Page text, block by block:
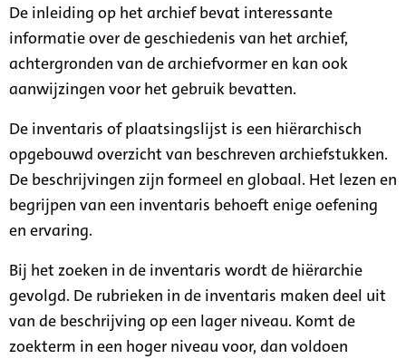
De inleiding op het archief bevat interessante
informatie over de geschiedenis van het archief,
achtergronden van de archiefvormer en kan ook
aanwijzingen voor het gebruik bevatten.
De inventaris of plaatsingslijst is een hiërarchisch
opgebouwd overzicht van beschreven archiefstukken.
De beschrijvingen zijn formeel en globaal. Het lezen en
begrijpen van een inventaris behoeft enige oefening
en ervaring.
Bij het zoeken in de inventaris wordt de hiërarchie
gevolgd. De rubrieken in de inventaris maken deel uit
van de beschrijving op een lager niveau. Komt de
zoekterm in een hoger niveau voor, dan voldoen